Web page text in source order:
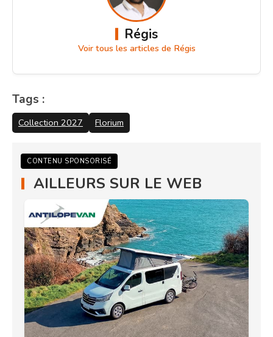
Régis
Voir tous les articles de Régis
Tags :
Collection 2027 Florium
CONTENU SPONSORISÉ
AILLEURS SUR LE WEB